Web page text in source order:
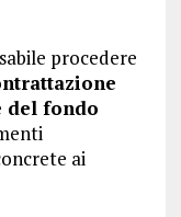
procedere
del fondo
ai